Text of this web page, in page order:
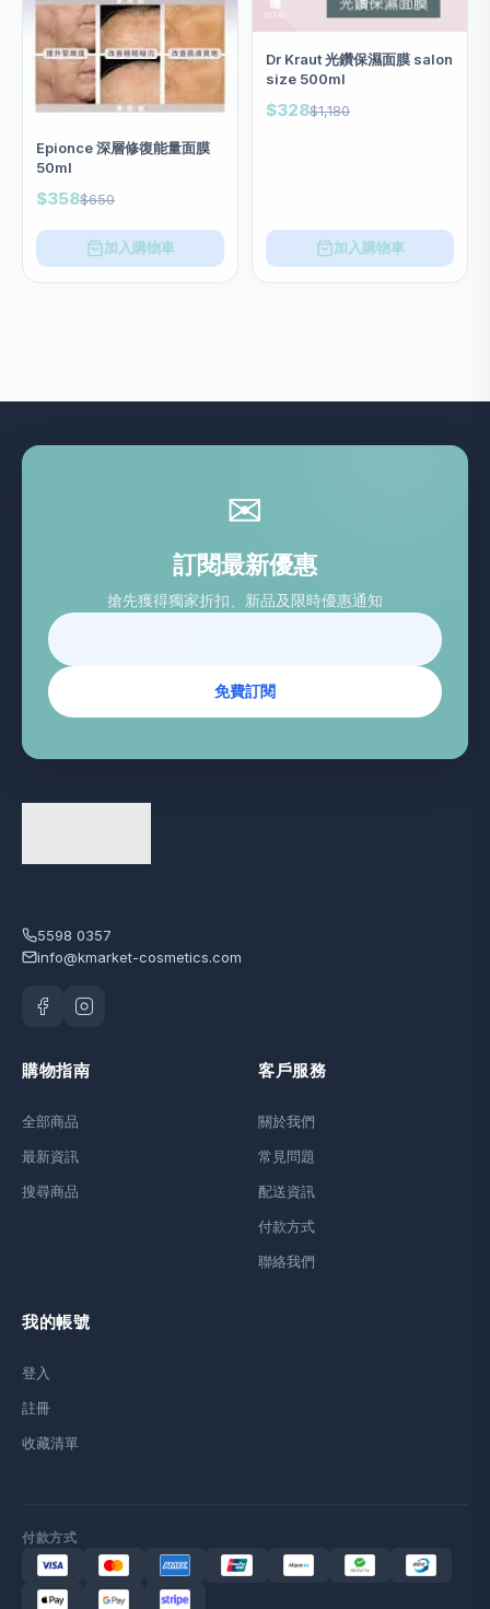
Epionce 深層修復能量面膜
50ml
$358$650
加入購物車
Dr Kraut 光鑽保濕面膜 salon
size 500ml
$328$1,180
加入購物車
✉
訂閱最新優惠
搶先獲得獨家折扣、新品及限時優惠通知
免費訂閱
5598 0357
info@kmarket-cosmetics.com
購物指南
全部商品
最新資訊
搜尋商品
客戶服務
關於我們
常見問題
配送資訊
付款方式
聯絡我們
我的帳號
登入
註冊
收藏清單
付款方式